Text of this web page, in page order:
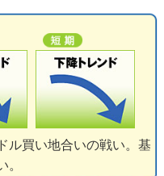
ル買い地合いの戦い。基
。